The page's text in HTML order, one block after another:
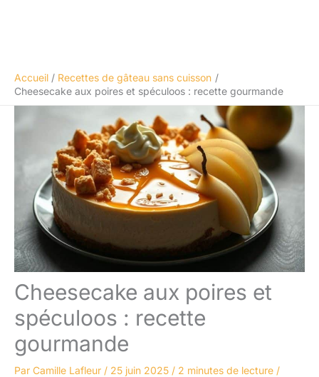
Accueil
Recettes de gâteau sans cuisson
Cheesecake aux poires et spéculoos : recette gourmande
Cheesecake aux poires et
spéculoos : recette
gourmande
Par Camille Lafleur / 25 juin 2025 / 2 minutes de lecture /